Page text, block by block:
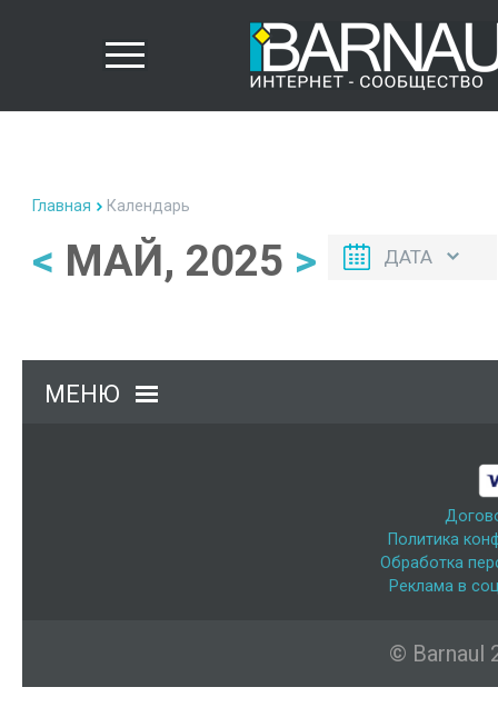
Главная Календарь
< МАЙ, 2025 > ДАТА
МЕНЮ
Политика
Обработка
Реклама в
© Barnaul